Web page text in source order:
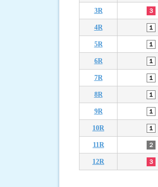
3R ３
4R １
5R １
6R １
7R １
8R １
9R １
10R １
11R ２
12R ３